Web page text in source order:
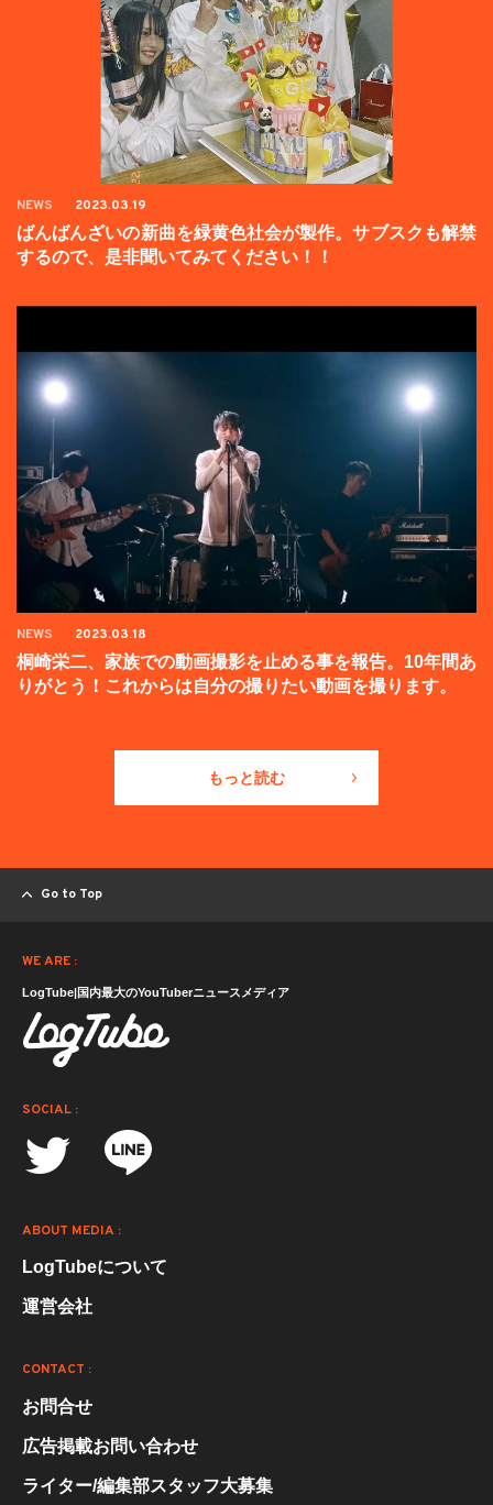
NEWS 2023.03.19
ばんばんざいの新曲を緑黄色社会が製作。サブスクも解禁
するので、是非聞いてみてください！！
NEWS 2023.03.18
桐崎栄二、家族での動画撮影を止める事を報告。10年間あ
りがとう！これからは自分の撮りたい動画を撮ります。
もっと読む
Go to Top
WE ARE :
LogTube|国内最大のYouTuberニュースメディア
SOCIAL :
ABOUT MEDIA :
LogTubeについて
運営会社
CONTACT :
お問合せ
広告掲載お問い合わせ
ライター/編集部スタッフ大募集